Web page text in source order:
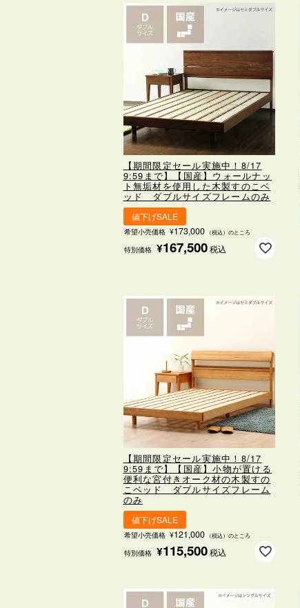
【期間限定セール実施中！8/17
9:59まで】【国産】ウォールナッ
ト無垢材を使用した木製すのこベ
ッド ダブルサイズフレームのみ
値下げSALE
希望小売価格 ¥173,000 （税込）のところ
特別価格 ¥167,500税込
【期間限定セール実施中！8/17
9:59まで】【国産】小物が置ける
便利な宮付き オーク材の木製すの
こベッド ダブルサイズフレーム
のみ
値下げSALE
希望小売価格 ¥121,000 （税込）のところ
特別価格 ¥115,500税込